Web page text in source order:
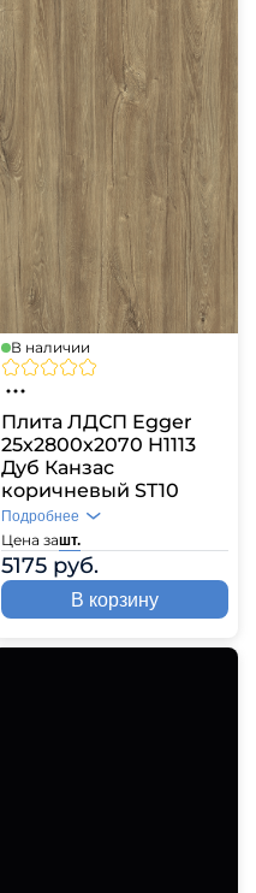
В наличии
Плита ЛДСП Egger
25х2800х2070 H1113
Дуб Канзас
коричневый ST10
Цена зашт.
5175 руб.
Подробнее
В корзину